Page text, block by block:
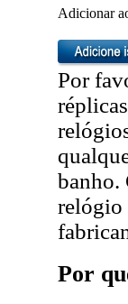
Adicionar
Por
banho.
relógio
Por